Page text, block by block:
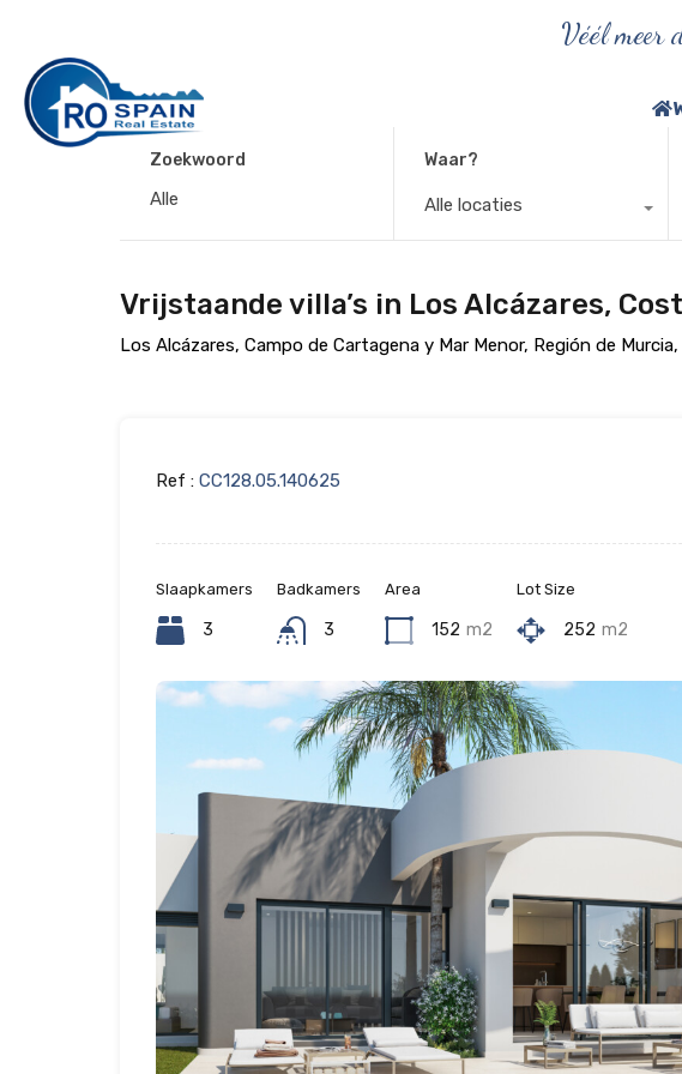
Véél
Zoekwoord Waar?
Alle locaties
Vrijstaande villa’s in Los Alcázares,
Los Alcázares, Campo de Cartagena y Mar Menor, Región de
Ref : CC128.05.140625
Slaapkamers
3
Badkamers
3
Area
152 m2
Lot Size
252 m2